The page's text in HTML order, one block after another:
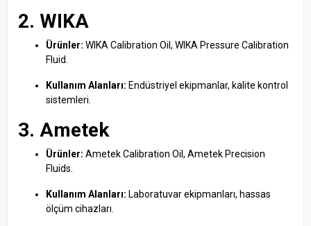
2. WIKA
Ürünler: WIKA Calibration Oil, WIKA Pressure Calibration
Fluid.
Kullanım Alanları: Endüstriyel ekipmanlar, kalite kontrol
sistemleri.
3. Ametek
Ürünler: Ametek Calibration Oil, Ametek Precision
Fluids.
Kullanım Alanları: Laboratuvar ekipmanları, hassas
ölçüm cihazları.